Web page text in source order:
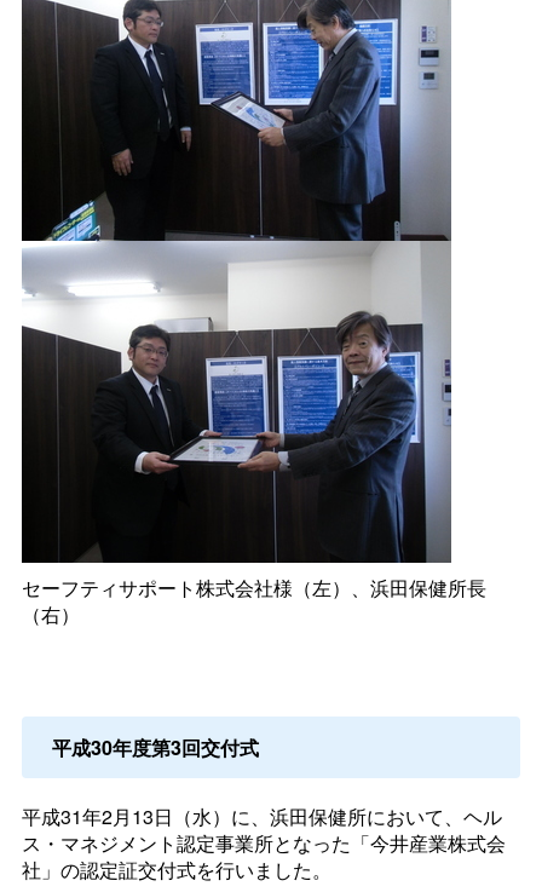
セーフティサポート株式会社様（左）、浜田保健所長
（右）
平成30年度第3回交付式
平成31年2月13日（水）に、浜田保健所において、ヘル
ス・マネジメント認定事業所となった「今井産業株式会
社」の認定証交付式を行いました。